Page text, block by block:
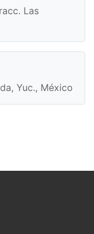
Las
Yuc., México